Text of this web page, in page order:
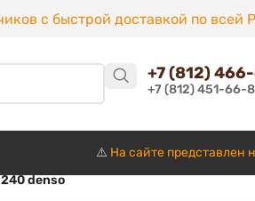
с быстрой доставкой по всей
+7 (812)
+7 (812) 451-66-
⚠️ На сайте представлен
denso